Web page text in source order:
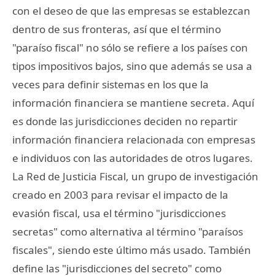
con el deseo de que las empresas se establezcan
dentro de sus fronteras, así que el término
"paraíso fiscal" no sólo se refiere a los países con
tipos impositivos bajos, sino que además se usa a
veces para definir sistemas en los que la
información financiera se mantiene secreta. Aquí
es donde las jurisdicciones deciden no repartir
información financiera relacionada con empresas
e individuos con las autoridades de otros lugares.
La Red de Justicia Fiscal, un grupo de investigación
creado en 2003 para revisar el impacto de la
evasión fiscal, usa el término "jurisdicciones
secretas" como alternativa al término "paraísos
fiscales", siendo este último más usado. También
define las "jurisdicciones del secreto" como